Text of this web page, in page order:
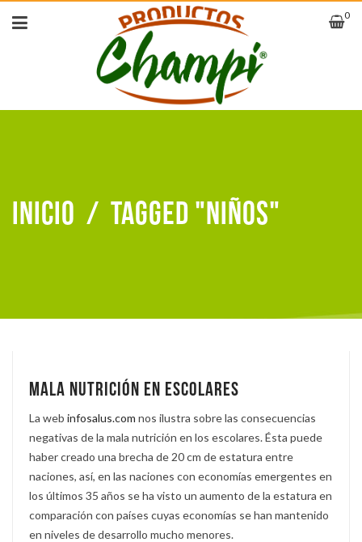
0
Inicio / Tagged "niños"
Mala nutrición en escolares
La web infosalus.com nos ilustra sobre las consecuencias
negativas de la mala nutrición en los escolares. Ésta puede
haber creado una brecha de 20 cm de estatura entre
naciones, así, en las naciones con economías emergentes en
los últimos 35 años se ha visto un aumento de la estatura en
comparación con países cuyas economías se han mantenido
en niveles de desarrollo mucho menores.